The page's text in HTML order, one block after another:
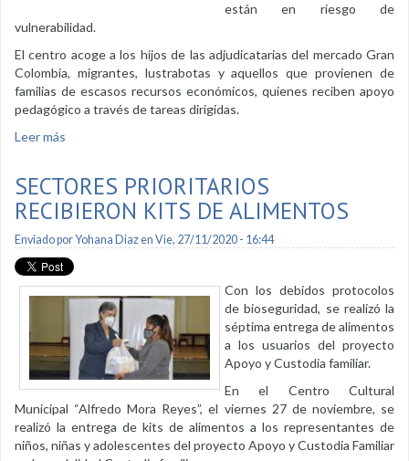
están en riesgo de
vulnerabilidad.
El centro acoge a los hijos de las adjudicatarias del mercado Gran
Colombia, migrantes, lustrabotas y aquellos que provienen de
familias de escasos recursos económicos, quienes reciben apoyo
pedagógico a través de tareas dirigidas.
Leer más
SECTORES PRIORITARIOS
RECIBIERON KITS DE ALIMENTOS
Enviado porYohana Diazen Vie, 27/11/2020 - 16:44
Con los debidos protocolos
de bioseguridad, se realizó la
séptima entrega de alimentos
a los usuarios del proyecto
Apoyo y Custodia familiar.
En el Centro Cultural
Municipal “Alfredo Mora Reyes”, el viernes 27 de noviembre, se
realizó la entrega de kits de alimentos a los representantes de
niños, niñas y adolescentes del proyecto Apoyo y Custodia Familiar